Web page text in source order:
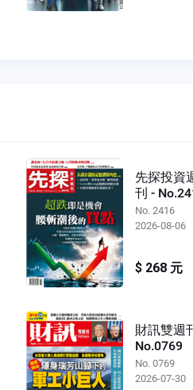
先探投資
刊 -
No. 2416
2026-08-06
$ 268 元
財訊雙週
No.0769
No. 0769
2026-07-30